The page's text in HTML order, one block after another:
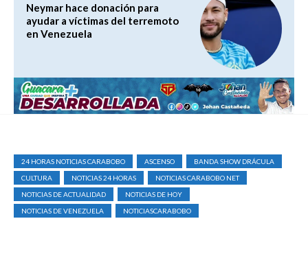
Neymar hace donación para
ayudar a víctimas del terremoto
en Venezuela
24 HORAS NOTICIAS CARABOBO ASCENSO
BANDA SHOW DRÁCULA
CULTURA
NOTICIAS 24 HORAS
NOTICIAS CARABOBO NET
NOTICIAS DE ACTUALIDAD
NOTICIAS DE HOY
NOTICIAS DE VENEZUELA
NOTICIASCARABOBO